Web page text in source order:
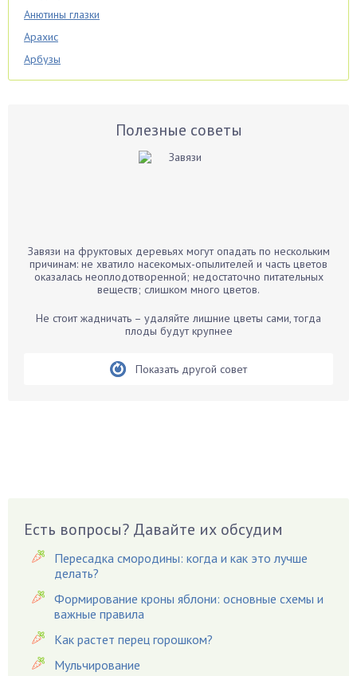
Анютины глазки
Арахис
Арбузы
Аспарагус
Бархатцы
Бегония
Бирючина
Вишня
Вредители
Гардения
Гацания
Гвоздики
Георгины
Герань
Полезные советы
Завязи на фруктовых деревьях могут опадать по нескольким
причинам: не хватило насекомых-опылителей и часть цветов
оказалась неоплодотворенной; недостаточно питательных
веществ; слишком много цветов.
Не стоит жадничать – удаляйте лишние цветы сами, тогда
плоды будут крупнее
Показать другой совет
Есть вопросы? Давайте их обсудим
Пересадка смородины: когда и как это лучше
делать?
Формирование кроны яблони: основные схемы и
важные правила
Как растет перец горошком?
Мульчирование